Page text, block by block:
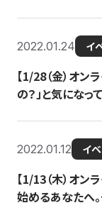
2022.01.24 イ
【1/28（金）オン
の？」と気にな
2022.01.12 イ
【1/13（木）オン
始めるあなたへ